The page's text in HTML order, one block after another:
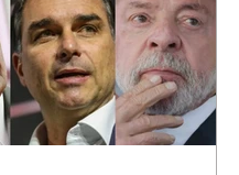
Eduardo
a
e a 4
de prisão